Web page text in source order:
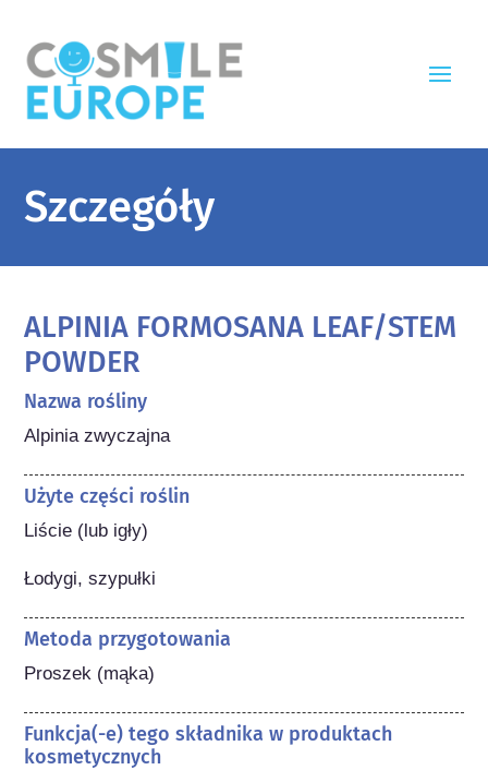
Szczegóły
ALPINIA FORMOSANA LEAF/STEM
POWDER
Nazwa rośliny
Alpinia zwyczajna
Użyte części roślin
Liście (lub igły)
Łodygi, szypułki
Metoda przygotowania
Proszek (mąka)
Funkcja(-e) tego składnika w produktach
kosmetycznych